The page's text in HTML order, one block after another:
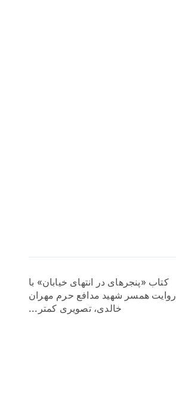
کتاب «پنجرهای در انتهای خیابان» با
روایت همسر شهید مدافع حرم مهران
خالدی، تصویری کمتر...